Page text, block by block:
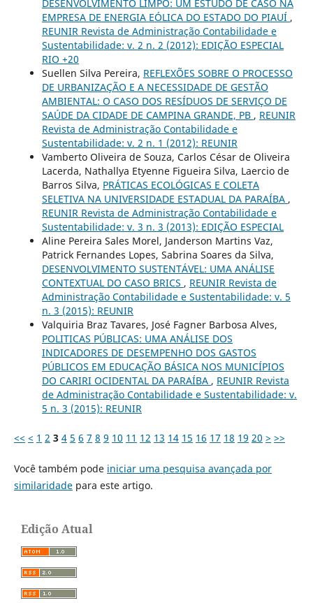
DESENVOLVIMENTO LIMPO: UM ESTUDO DE CASO NA
EMPRESA DE ENERGIA EÓLICA DO ESTADO DO PIAUÍ ,
REUNIR Revista de Administração Contabilidade e
Sustentabilidade: v. 2 n. 2 (2012): EDIÇÃO ESPECIAL
RIO +20
Suellen Silva Pereira, REFLEXÕES SOBRE O PROCESSO
DE URBANIZAÇÃO E A NECESSIDADE DE GESTÃO
AMBIENTAL: O CASO DOS RESÍDUOS DE SERVIÇO DE
SAÚDE DA CIDADE DE CAMPINA GRANDE, PB , REUNIR
Revista de Administração Contabilidade e
Sustentabilidade: v. 2 n. 1 (2012): REUNIR
Vamberto Oliveira de Souza, Carlos César de Oliveira
Lacerda, Nathallya Etyenne Figueira Silva, Laercio de
Barros Silva, PRÁTICAS ECOLÓGICAS E COLETA
SELETIVA NA UNIVERSIDADE ESTADUAL DA PARAÍBA ,
REUNIR Revista de Administração Contabilidade e
Sustentabilidade: v. 3 n. 3 (2013): EDIÇÃO ESPECIAL
Aline Pereira Sales Morel, Janderson Martins Vaz,
Patrick Fernandes Lopes, Sabrina Soares da Silva,
DESENVOLVIMENTO SUSTENTÁVEL: UMA ANÁLISE
CONTEXTUAL DO CASO BRICS , REUNIR Revista de
Administração Contabilidade e Sustentabilidade: v. 5
n. 3 (2015): REUNIR
Valquiria Braz Tavares, José Fagner Barbosa Alves,
POLITICAS PÚBLICAS: UMA ANÁLISE DOS
INDICADORES DE DESEMPENHO DOS GASTOS
PÚBLICOS EM EDUCAÇÃO BÁSICA NOS MUNICÍPIOS
DO CARIRI OCIDENTAL DA PARAÍBA , REUNIR Revista
de Administração Contabilidade e Sustentabilidade: v.
5 n. 3 (2015): REUNIR
<< < 1 2 3 4 5 6 7 8 9 10 11 12 13 14 15 16 17 18 19 20 > >>
Você também pode iniciar uma pesquisa avançada por
similaridadepara este artigo.
Edição Atual